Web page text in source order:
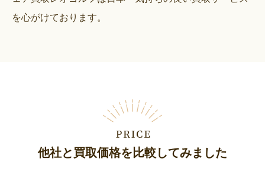
を心がけております。
他社と買取価格を比較してみました